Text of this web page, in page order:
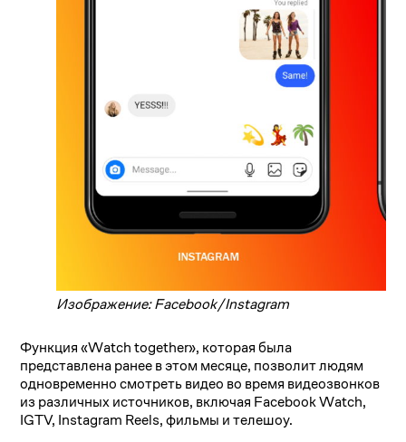
Изображение: Facebook/Instagram
Функция «Watch together», которая была
представлена ранее в этом месяце, позволит людям
одновременно смотреть видео во время видеозвонков
из различных источников, включая Facebook Watch,
IGTV, Instagram Reels, фильмы и телешоу.